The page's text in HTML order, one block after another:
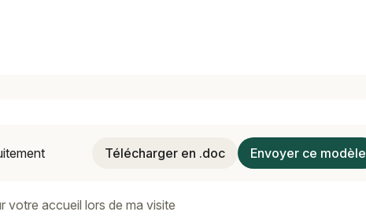
Télécharger en .doc Envoyer ce modèle
votre accueil lors de ma visite